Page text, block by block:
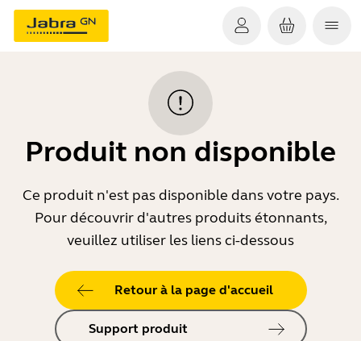
Produit non disponible
Ce produit n'est pas disponible dans votre pays.
Pour découvrir d'autres produits étonnants,
veuillez utiliser les liens ci-dessous
Retour à la page d'accueil
Support produit